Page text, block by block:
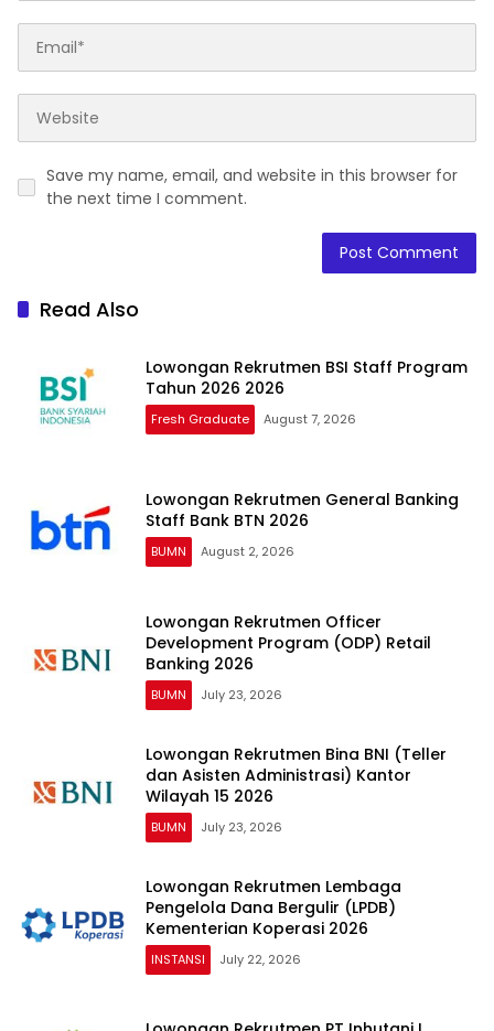
Save my name, email, and website in this browser for
the next time I comment.
Read Also
Lowongan Rekrutmen BSI Staff Program
Tahun 2026 2026
Fresh Graduate August 7, 2026
Lowongan Rekrutmen General Banking
Staff Bank BTN 2026
BUMN August 2, 2026
Lowongan Rekrutmen Officer
Development Program (ODP) Retail
Banking 2026
BUMN July 23, 2026
Lowongan Rekrutmen Bina BNI (Teller
dan Asisten Administrasi) Kantor
Wilayah 15 2026
BUMN July 23, 2026
Lowongan Rekrutmen Lembaga
Pengelola Dana Bergulir (LPDB)
Kementerian Koperasi 2026
INSTANSI July 22, 2026